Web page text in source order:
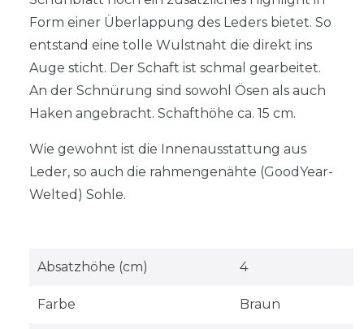
Form einer Überlappung des Leders bietet. So
entstand eine tolle Wulstnaht die direkt ins
Auge sticht. Der Schaft ist schmal gearbeitet.
An der Schnürung sind sowohl Ösen als auch
Haken angebracht. Schafthöhe ca. 15 cm.
Wie gewohnt ist die Innenausstattung aus
Leder, so auch die rahmengenähte (GoodYear-
Welted) Sohle.
Absatzhöhe (cm) 4
Farbe Braun